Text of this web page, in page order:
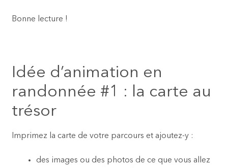
Bonne lecture !
Idée d’animation en
randonnée #1 : la carte au
trésor
Imprimez la carte de votre parcours et ajoutez-y :
des images ou des photos de ce que vous allez